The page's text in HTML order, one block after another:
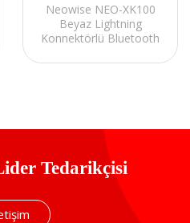
Neowise NEO-XK100
Beyaz Lightning
Konnektörlü Bluetooth
Mikrofonlu Kulaklık
Tedarikçisi